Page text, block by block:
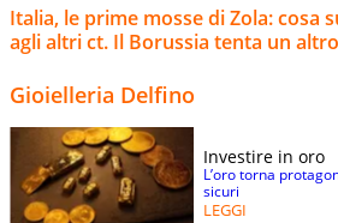
Italia, le prime mosse di Zola: cosa
agli altri ct. Il Borussia tenta un
Gioielleria Delfino
Investire in oro
L’oro torna
sicuri
LEGGI